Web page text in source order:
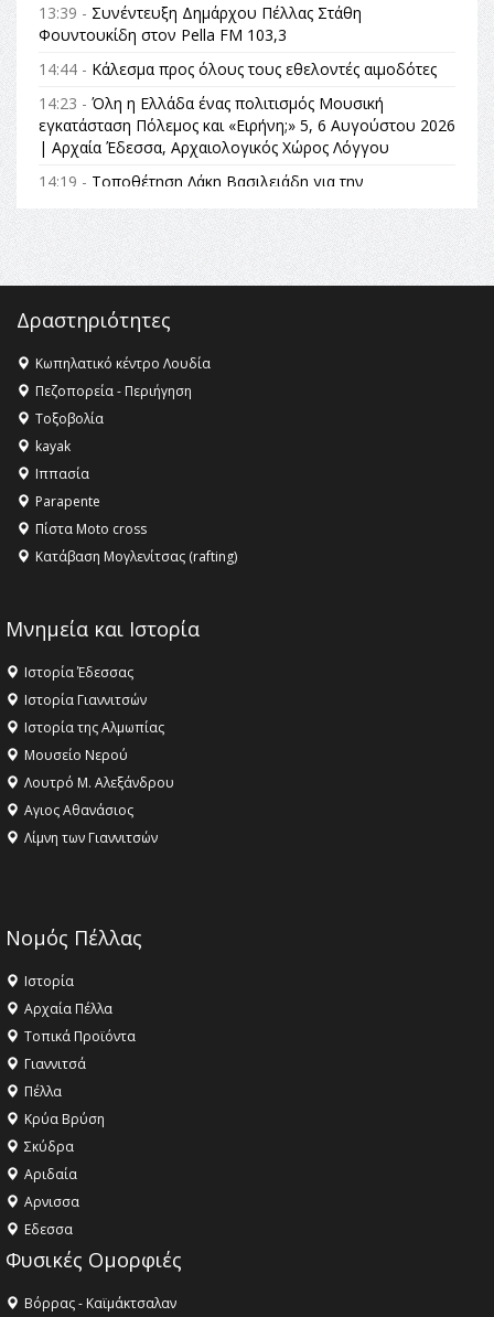
13:39 - Συνέντευξη Δημάρχου Πέλλας Στάθη
Φουντουκίδη στον Pella FM 103,3
14:44 - Κάλεσμα προς όλους τους εθελοντές αιμοδότες
14:23 - Όλη η Ελλάδα ένας πολιτισμός Μουσική
εγκατάσταση Πόλεμος και «Ειρήνη;» 5, 6 Αυγούστου 2026
| Αρχαία Έδεσσα, Αρχαιολογικός Χώρος Λόγγου
14:19 - Τοποθέτηση Λάκη Βασιλειάδη για την
Αναθεώρηση του Συντάγματος: «Σε τέτοιες κορυφαίες
θεσμικές διαδικασίες υπάρχει μόνο η ευθύνη απέναντι
στις επόμενες γενιές»
16:35 -Το πρόγραμμα του ΠΑΟΚ στον δεύτερο γύρο του
16:27 - Όλυμπος: Εντάχθηκε στον Κατάλογο Παγκόσμιας
Κληρονομιάς της UNESCO – Ομόφωνη η απόφαση Ο
Όλυμπος αναγνωρίστηκε ως φυσικό και πολιτιστικό
αγαθό εξέχουσας οικουμενικής αξίας για την
ανθρωπότητα
16:18 -
ΣΤΗΝ ΕΔΕΣΣΑ
Δραστηριότητες
Κωπηλατικό κέντρο Λουδία
Πεζοπορεία - Περιήγηση
Τοξοβολία
kayak
Ιππασία
Parapente
Πίστα Moto cross
Κατάβαση Μογλενίτσας (rafting)
Μνημεία και Ιστορία
Ιστορία Έδεσσας
Ιστορία Γιαννιτσών
Ιστορία της Αλμωπίας
Μουσείο Νερού
Λουτρό Μ. Αλεξάνδρου
Αγιος Αθανάσιος
Λίμνη των Γιαννιτσών
Νομός Πέλλας
Ιστορία
Αρχαία Πέλλα
Τοπικά Προϊόντα
Γιαννιτσά
Πέλλα
Κρύα Βρύση
Σκύδρα
Αριδαία
Aρνισσα
Eδεσσα
Φυσικές Ομορφιές
Βόρρας - Καϊμάκτσαλαν